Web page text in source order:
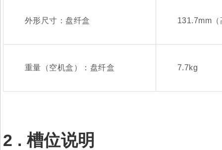
外形尺寸：盘纤盒 131.7mm（
重量（空机盒）：盘纤盒 7.7kg
2 . 槽位说明